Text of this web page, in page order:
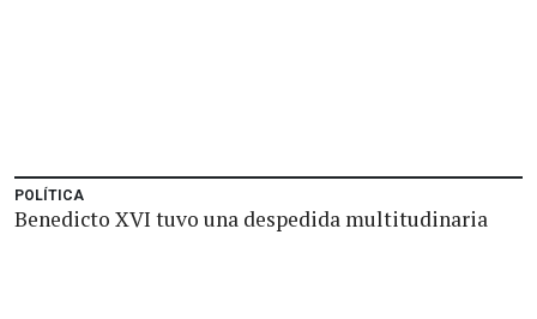
POLÍTICA
Benedicto XVI tuvo una despedida multitudinaria